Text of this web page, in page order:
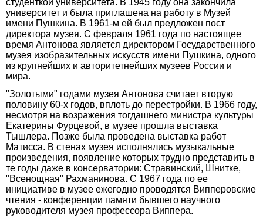
университет и была приглашена на работу в Музей
имени Пушкина. В 1961-м ей был предложен пост
директора музея. С февраля 1961 года по настоящее
время Антонова является директором Государственного
музея изобразительных искусств имени Пушкина, одного
из крупнейших и авторитетнейших музеев России и
мира.
"Золотыми" годами музея Антонова считает вторую
половину 60-х годов, вплоть до перестройки. В 1966 году,
несмотря на возражения тогдашнего министра культуры
Екатерины Фурцевой, в музее прошла выставка
Тышлера. Позже была проведена выставка работ
Матисса. В стенах музея исполнялись музыкальные
произведения, появление которых трудно представить в
те годы даже в консерватории: Стравинский, Шнитке,
"Всенощная" Рахманинова. С 1967 года по ее
инициативе в музее ежегодно проводятся Випперовские
чтения - конференции памяти бывшего научного
руководителя музея профессора Виппера.